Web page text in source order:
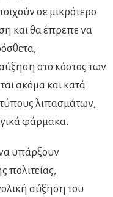
σε μικρότερο
και θα έπρεπε να
στο κόστος των
ακόμα και κατά
λιπασμάτων,
φάρμακα.
να υπάρξουν
πολιτείας,
αύξηση του